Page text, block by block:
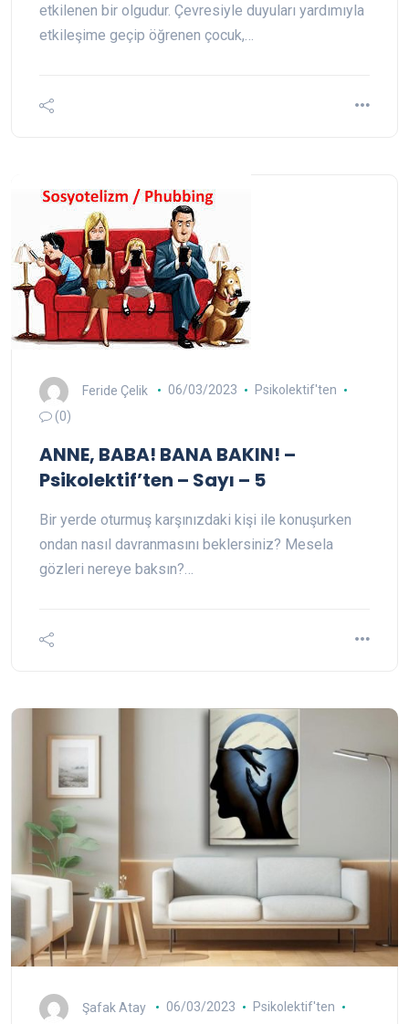
etkilenen bir olgudur. Çevresiyle duyuları yardımıyla
etkileşime geçip öğrenen çocuk,…
Feride Çelik 06/03/2023
Psikolektif'ten
(0)
ANNE, BABA! BANA BAKIN! –
Psikolektif’ten – Sayı – 5
Bir yerde oturmuş karşınızdaki kişi ile konuşurken
ondan nasıl davranmasını beklersiniz? Mesela
gözleri nereye baksın?…
Şafak Atay 06/03/2023 Psikolektif'ten